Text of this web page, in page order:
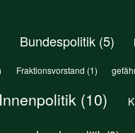
Bundespolitik(5)
Fraktionsvorstand (1)
Innenpolitik (10)